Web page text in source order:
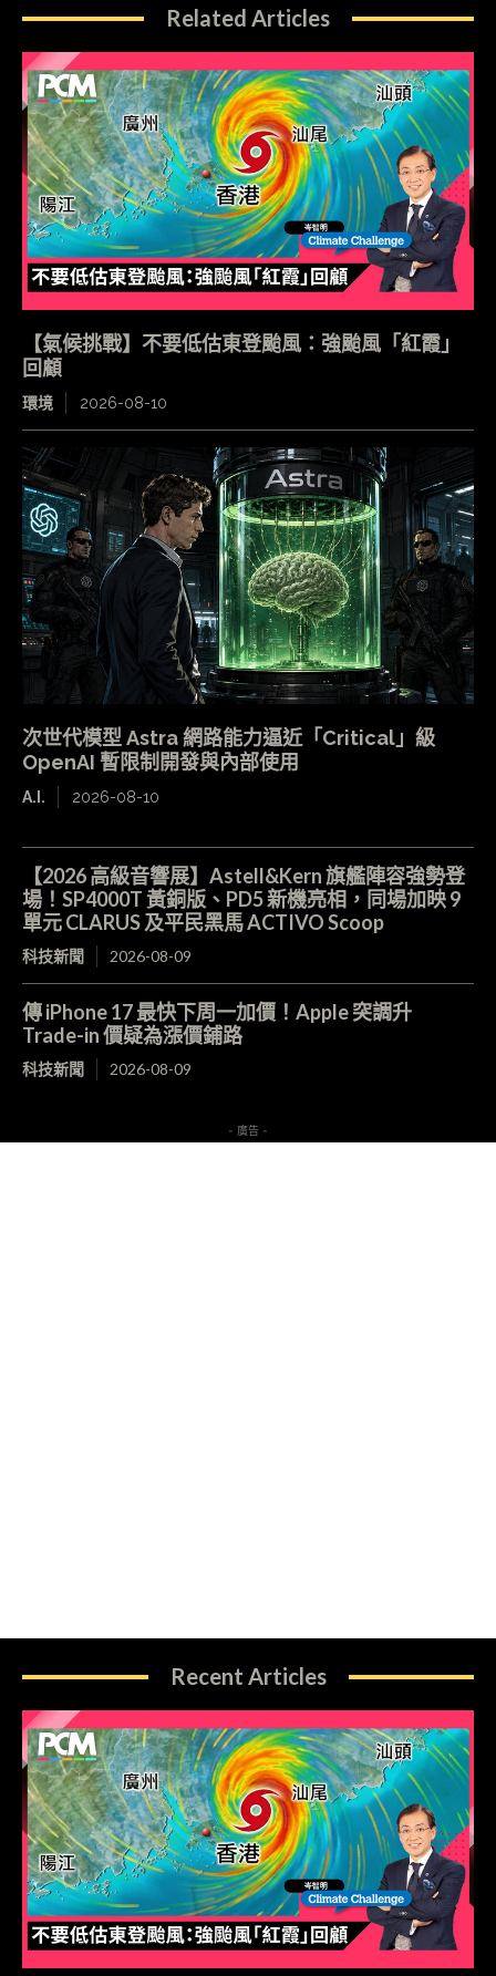
Related Articles
【氣候挑戰】不要低估東登颱風：強颱風「紅霞」
回顧
環境 2026-08-10
次世代模型 Astra 網路能力逼近「Critical」級
OpenAI 暫限制開發與內部使用
A.I. 2026-08-10
【2026 高級音響展】Astell&Kern 旗艦陣容強勢登
場！SP4000T 黃銅版、PD5 新機亮相，同場加映 9
單元 CLARUS 及平民黑馬 ACTIVO Scoop
科技新聞 2026-08-09
傳 iPhone 17 最快下周一加價！Apple 突調升
Trade-in 價疑為漲價鋪路
科技新聞 2026-08-09
- 廣告 -
Recent Articles